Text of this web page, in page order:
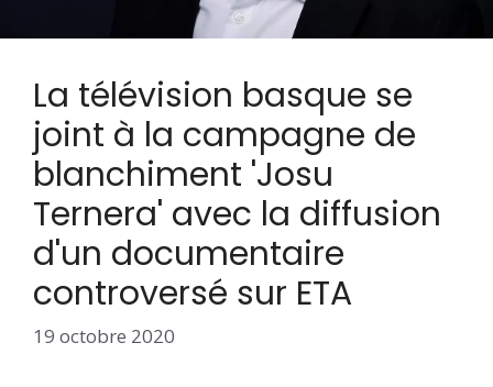
La télévision basque se
joint à la campagne de
blanchiment 'Josu
Ternera' avec la diffusion
d'un documentaire
controversé sur ETA
19 octobre 2020